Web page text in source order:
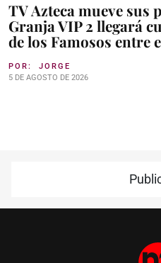
TV Azteca mueve sus
Granja VIP 2 llegará
de los Famosos entre
POR: JORGE
5 DE AGOSTO DE 2026